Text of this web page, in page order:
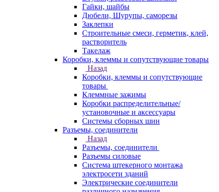
Гайки, шайбы
Дюбели, Шурупы, саморезы
Заклепки
Строительные смеси, герметик, клей,
растворитель
Такелаж
Коробки, клеммы и сопутствующие товары
Назад
Коробки, клеммы и сопутствующие
товары
Клеммные зажимы
Коробки распределительные/
установочные и аксессуары
Системы сборных шин
Разъемы, соединители
Назад
Разъемы, соединители
Разъемы силовые
Система штекерного монтажа
электросети зданий
Электрические соединители